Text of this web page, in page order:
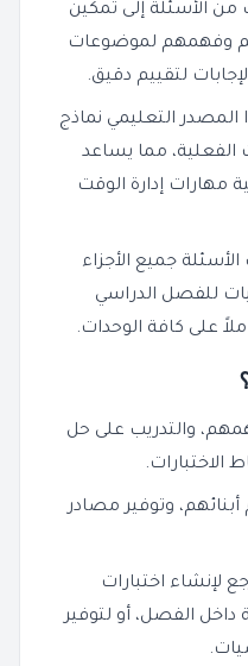
من الأسئلة إلى تمكين
وفهمهم لموضوعات
لتقييم دقيق.
المصدر التعليمي نماذج
الفعلية، مما يساعد
مهارات إدارة الوقت
جميع الأجزاء
للفصل الدراسي
على كافة الوحدات.
والتدريب على حل
الاختبارات.
أبنائهم، وتوفير مصادر
لإنشاء اختبارات
داخل الفصل، أو لتوفير